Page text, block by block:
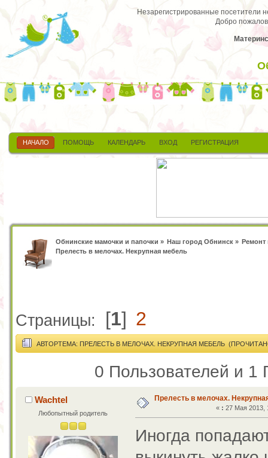
Незарегистрированные посетители
Добро
НАЧАЛО ПОМОЩЬ КАЛЕНДАРЬ ВХОД РЕГИСТРАЦИЯ
Обнинские мамочки и папочки » Наш город Обнинск» Ремонт
Прелесть в мелочах. Некрупная мебель
Страницы: [1] 2
АВТОРТЕМА: ПРЕЛЕСТЬ В МЕЛОЧАХ. НЕКРУПНАЯ МЕБЕЛЬ
0 Пользователей и 1
Wachtel
Любопытный родитель
Прелесть в мелочах.
« : 27 Мая 2013,
Иногда